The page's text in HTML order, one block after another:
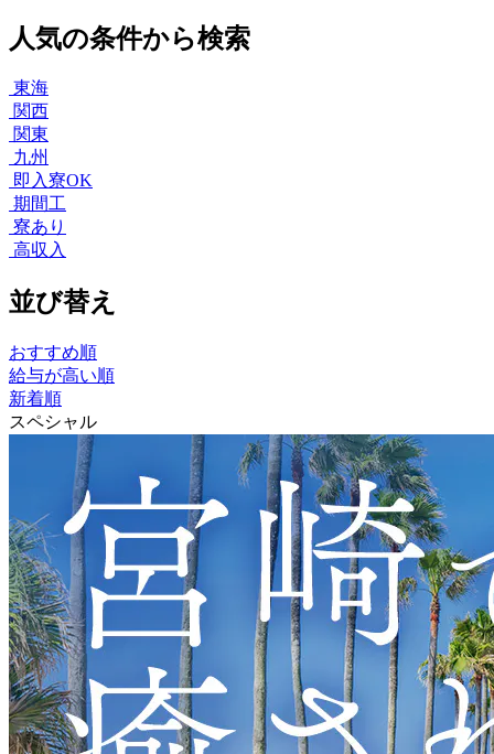
人気の条件から検索
東海
関西
関東
九州
即入寮OK
期間工
寮あり
高収入
並び替え
おすすめ順
給与が高い順
新着順
スペシャル